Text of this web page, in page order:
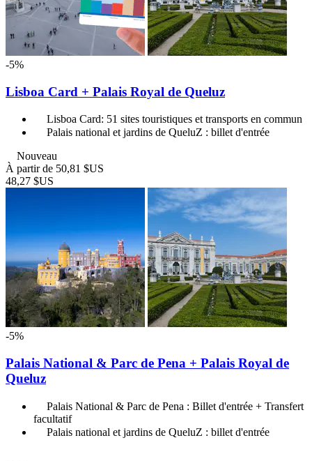
-5%
Lisboa Card + Palais Royal de Queluz
Lisboa Card: 51 sites touristiques et transports en commun
Palais national et jardins de QueluZ : billet d'entrée
Nouveau
À partir de 50,81 $US
48,27 $US
-5%
Palais National & Parc de Pena + Palais Royal de
Queluz
Palais National & Parc de Pena : Billet d'entrée + Transfert
facultatif
Palais national et jardins de QueluZ : billet d'entrée